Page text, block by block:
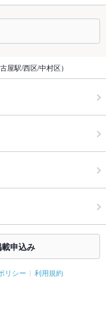
屋駅/西区/中村区）
申込み
リシー 利用規約